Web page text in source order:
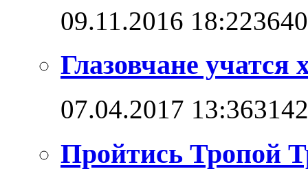
09.11.2016 18:223640
Глазовчане учатся
07.04.2017 13:363142
Пройтись Тропой